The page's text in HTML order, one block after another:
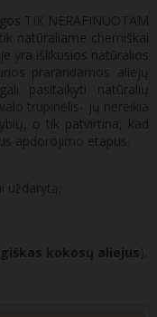
TIK NERAFINUOTAM
tik natūraliame chemiškai
yra išlikusios natūralios
prarandamos aliejų
pasitaikyti natūralių
trupinėlis- jų nereikia
o tik patvirtina, kad
apdorojimo etapus.
kokosų aliejus).